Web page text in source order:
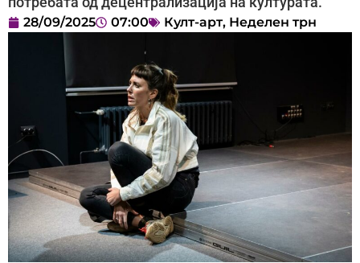
28/09/2025 07:00 Култ-арт, Неделен трн